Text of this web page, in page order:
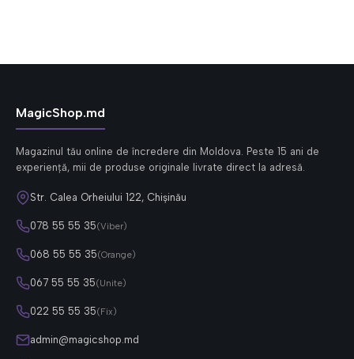
MagicShop.md
Magazinul tău online de încredere din Moldova. Peste 15 ani de
experiență, mii de produse originale livrate direct la adresă.
Str. Calea Orheiului 122, Chișinău
078 55 55 35(Viber)
068 55 55 35(Orange)
067 55 55 35(Unite)
022 55 55 35(Fix)
admin@magicshop.md